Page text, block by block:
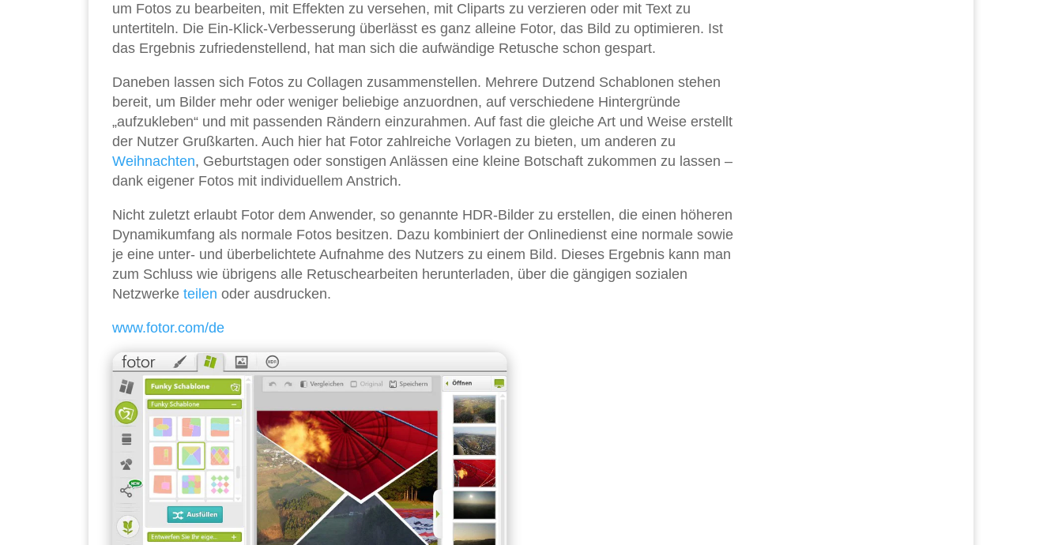
um Fotos zu bearbeiten, mit Effekten zu versehen, mit Cliparts zu verzieren oder mit Text zu
untertiteln. Die Ein-Klick-Verbesserung überlässt es ganz alleine Fotor, das Bild zu optimieren. Ist
das Ergebnis zufriedenstellend, hat man sich die aufwändige Retusche schon gespart.
Daneben lassen sich Fotos zu Collagen zusammenstellen. Mehrere Dutzend Schablonen stehen
bereit, um Bilder mehr oder weniger beliebige anzuordnen, auf verschiedene Hintergründe
„aufzukleben“ und mit passenden Rändern einzurahmen. Auf fast die gleiche Art und Weise erstellt
der Nutzer Grußkarten. Auch hier hat Fotor zahlreiche Vorlagen zu bieten, um anderen zu
Weihnachten, Geburtstagen oder sonstigen Anlässen eine kleine Botschaft zukommen zu lassen –
dank eigener Fotos mit individuellem Anstrich.
Nicht zuletzt erlaubt Fotor dem Anwender, so genannte HDR-Bilder zu erstellen, die einen höheren
Dynamikumfang als normale Fotos besitzen. Dazu kombiniert der Onlinedienst eine normale sowie
je eine unter- und überbelichtete Aufnahme des Nutzers zu einem Bild. Dieses Ergebnis kann man
zum Schluss wie übrigens alle Retuschearbeiten herunterladen, über die gängigen sozialen
Netzwerke teilen oder ausdrucken.
www.fotor.com/de